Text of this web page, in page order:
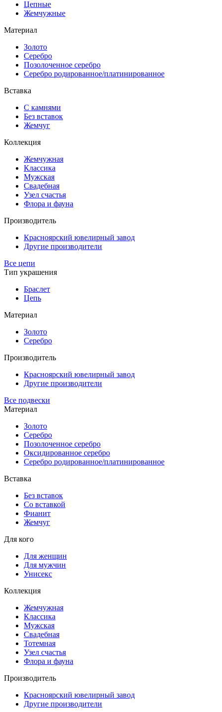
Цепные
Жемчужные
Материал
Золото
Серебро
Позолоченное серебро
Серебро родированное/платинированное
Вставка
С камнями
Без вставок
Жемчуг
Коллекция
Жемчужная
Классика
Мужская
Свадебная
Узел счастья
Флора и фауна
Производитель
Красноярский ювелирный завод
Другие производители
Все цепи
Тип украшения
Браслет
Цепь
Материал
Золото
Серебро
Производитель
Красноярский ювелирный завод
Другие производители
Все подвески
Материал
Золото
Серебро
Позолоченное серебро
Оксидированное серебро
Серебро родированное/платинированное
Вставка
Без вставок
Со вставкой
Фианит
Жемчуг
Для кого
Для женщин
Для мужчин
Унисекс
Коллекция
Жемчужная
Классика
Мужская
Свадебная
Тотемная
Узел счастья
Флора и фауна
Производитель
Красноярский ювелирный завод
Другие производители